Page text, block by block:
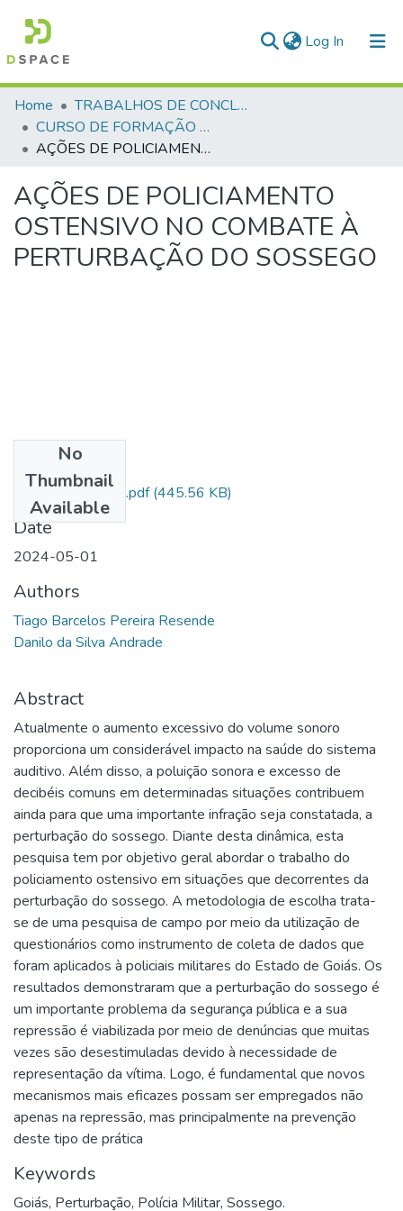
Log In (current)
Communities & Collections
All of DSpace
Home
TRABALHOS DE CONCLUSÃO DE CURSO - CFP (CURSO DE FORMAÇÃO DE PRAÇAS)
CURSO DE FORMAÇÃO DE PRAÇAS - CFP - 2024
AÇÕES DE POLICIAMENTO OSTENSIVO NO COMBATE À PERTURBAÇÃO DO SOSSEGO
AÇÕES DE POLICIAMENTO
OSTENSIVO NO COMBATE À
PERTURBAÇÃO DO SOSSEGO
No
Thumbnail
Available
RedaÃ§Ã£o Final.pdf(445.56 KB)
Date
2024-05-01
Authors
Tiago Barcelos Pereira Resende
Danilo da Silva Andrade
Abstract
Atualmente o aumento excessivo do volume sonoro
proporciona um considerável impacto na saúde do sistema
auditivo. Além disso, a poluição sonora e excesso de
decibéis comuns em determinadas situações contribuem
ainda para que uma importante infração seja constatada, a
perturbação do sossego. Diante desta dinâmica, esta
pesquisa tem por objetivo geral abordar o trabalho do
policiamento ostensivo em situações que decorrentes da
perturbação do sossego. A metodologia de escolha trata-
se de uma pesquisa de campo por meio da utilização de
questionários como instrumento de coleta de dados que
foram aplicados à policiais militares do Estado de Goiás. Os
resultados demonstraram que a perturbação do sossego é
um importante problema da segurança pública e a sua
repressão é viabilizada por meio de denúncias que muitas
vezes são desestimuladas devido à necessidade de
representação da vítima. Logo, é fundamental que novos
mecanismos mais eficazes possam ser empregados não
apenas na repressão, mas principalmente na prevenção
deste tipo de prática
Keywords
Goiás, Perturbação, Polícia Militar, Sossego.